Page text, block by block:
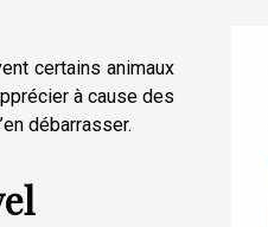
certains animaux
à cause des
débarrasser.